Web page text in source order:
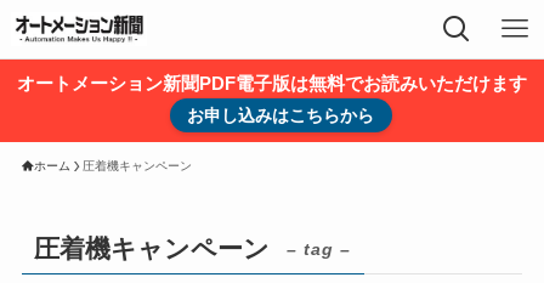
オートメーション新聞PDF電子版は無料でお読みいただけます
お申し込みはこちらから
ホーム 圧着機キャンペーン
圧着機キャンペーン – tag –